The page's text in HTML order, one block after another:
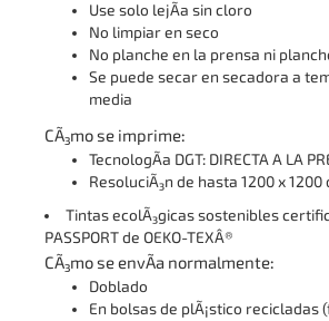
Use solo lejÃ­a sin cloro
No limpiar en seco
No planche en la prensa ni
Se puede secar en secadora a
media
CÃ³mo se imprime:
TecnologÃ­a DGT: DIRECTA A LA
ResoluciÃ³n de hasta 1200 x 1200
Tintas ecolÃ³gicas sostenibles
PASSPORT de OEKO-TEXÂ®
CÃ³mo se envÃ­a normalmente:
Doblado
En bolsas de plÃ¡stico recicladas